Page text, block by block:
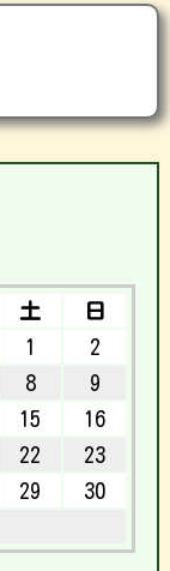
土
日
1
2
8
9
15
16
22
23
29
30